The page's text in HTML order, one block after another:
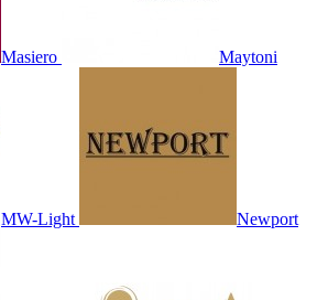
Masiero Maytoni
MW-Light Newport